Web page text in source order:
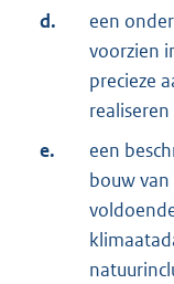
d.
een
voorzien
precieze
e.
een
bouw